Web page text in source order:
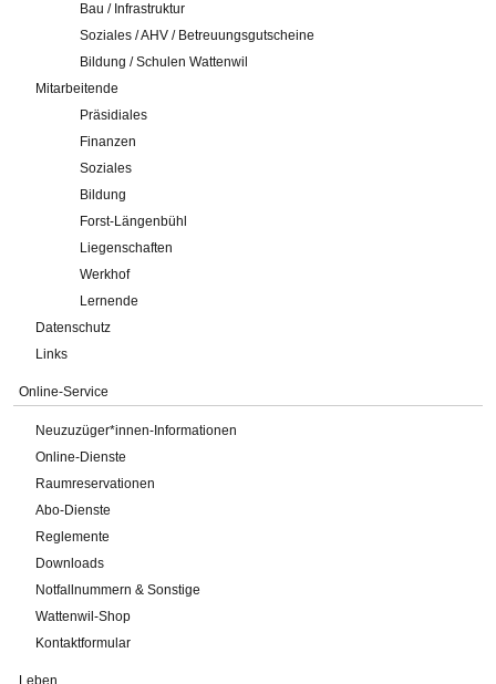
Bau / Infrastruktur
Soziales / AHV / Betreuungsgutscheine
Bildung / Schulen Wattenwil
Mitarbeitende
Präsidiales
Finanzen
Soziales
Bildung
Forst-Längenbühl
Liegenschaften
Werkhof
Lernende
Datenschutz
Links
Online-Service
Neuzuzüger*innen-Informationen
Online-Dienste
Raumreservationen
Abo-Dienste
Reglemente
Downloads
Notfallnummern & Sonstige
Wattenwil-Shop
Kontaktformular
Leben